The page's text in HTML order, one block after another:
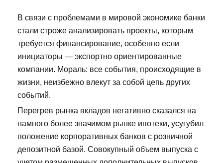
В связи с проблемами в мировой экономике банки
стали строже анализировать проекты, которым
требуется финансирование, особенно если
инициаторы — экспортно ориентированные
компании. Мораль: все события, происходящие в
жизни, неизбежно влекут за собой цепь других
событий.
Перегрев рынка вкладов негативно сказался на
намного более значимом рынке ипотеки, усугубил
положение корпоративных банков с розничной
депозитной базой. Совокупный объем выпуска с